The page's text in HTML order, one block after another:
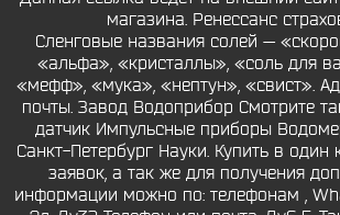
магазина. Ренессанс
Сленговые названия солей —
«альфа», «кристаллы», «соль для
«мефф», «мука», «нептун», «свист».
почты. Завод Водоприбор Смотрите
датчик Импульсные приборы
Санкт-Петербург Науки. Купить в
заявок, а так же для получения
информации можно по: телефонам ,